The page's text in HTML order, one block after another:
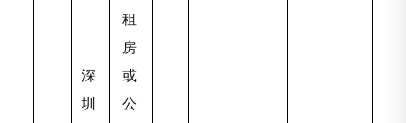
深
圳
租
房
或
公